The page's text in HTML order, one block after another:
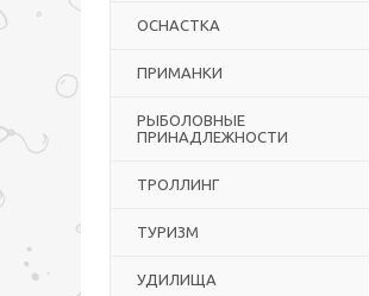
ОСНАСТКА
ПРИМАНКИ
РЫБОЛОВНЫЕ
ПРИНАДЛЕЖНОСТИ
ТРОЛЛИНГ
ТУРИЗМ
УДИЛИЩА